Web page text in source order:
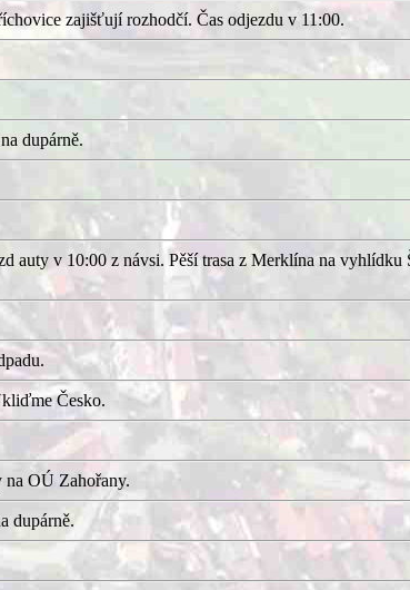
zajišťují rozhodčí. Čas odjezdu v 11:00.
dupárně.
auty v 10:00 z návsi. Pěší trasa z Merklína na
Česko.
na OÚ Zahořany.
dupárně.